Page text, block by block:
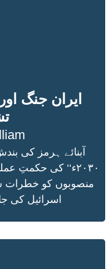
ایران جنگ
آبنائے ہرمز کی
۲۰۳۰ء‘‘ کی حکمتِ
منصوبوں کو خطرات
اسرائیل کی